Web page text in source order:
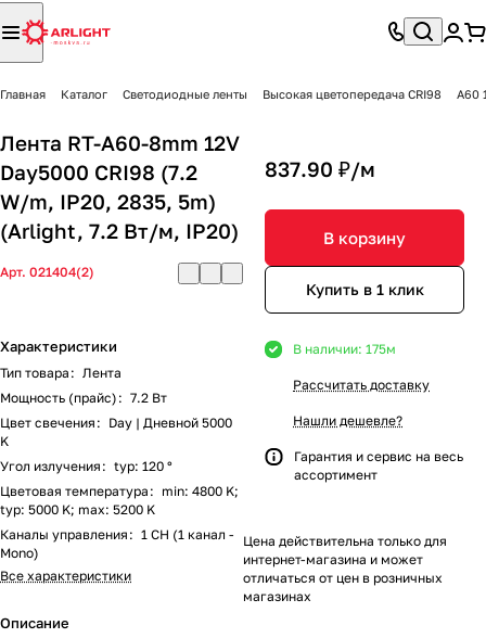
Главная Каталог Светодиодные ленты Высокая цветопередача CRI98 A60
Лента RT-A60-8mm 12V
Day5000 CRI98 (7.2
W/m, IP20, 2835, 5m)
(Arlight, 7.2 Вт/м, IP20)
Арт. 021404(2)
Характеристики
Тип товара : Лента
Мощность (прайс) : 7.2 Вт
Цвет свечения : Day | Дневной 5000
K
Угол излучения : typ: 120 °
Цветовая температура : min: 4800 K;
typ: 5000 K; max: 5200 K
Каналы управления : 1 CH (1 канал -
Mono)
Все характеристики
Описание
837.90 ₽/м
В корзину
Купить в 1 клик
В наличии: 175м
Рассчитать доставку
Нашли дешевле?
Гарантия и сервис на весь
ассортимент
Цена действительна только для
интернет-магазина и может
отличаться от цен в розничных
магазинах